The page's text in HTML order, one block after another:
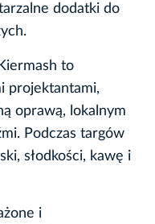
dodatki do
to
projektantami,
oprawą, lokalnym
Podczas targów
słodkości, kawę i
i